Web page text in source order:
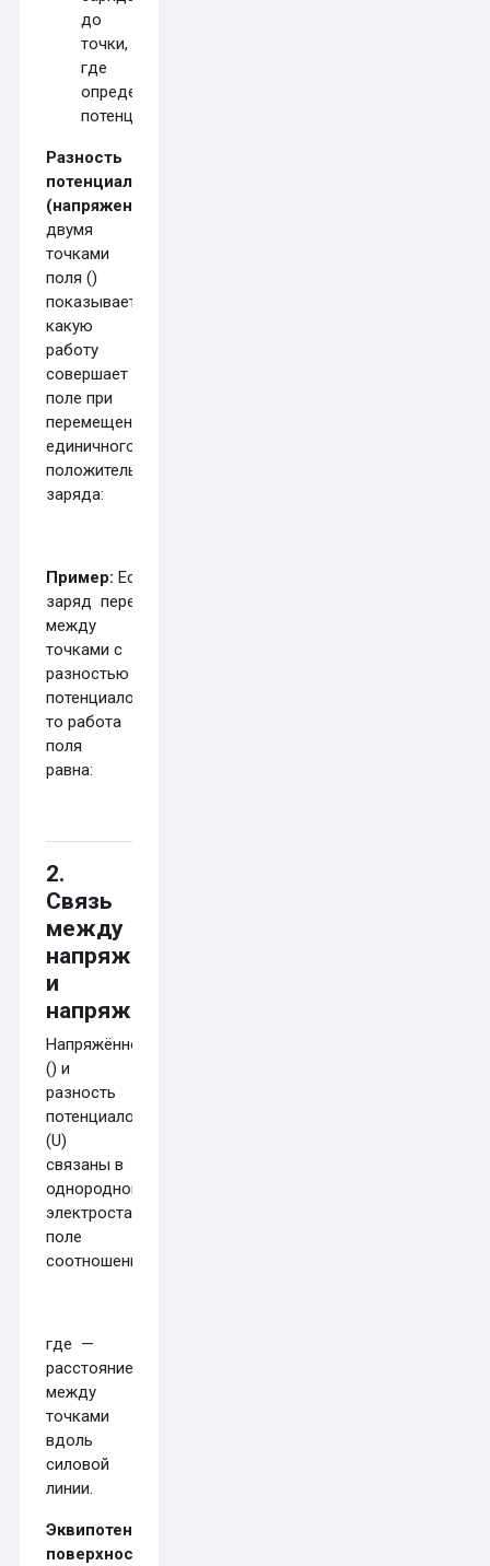
до
точки,
где
определяется
потенциал.
Разность
потенциалов
(напряжение)
двумя
точками
поля ()
показывает,
какую
работу
совершает
поле при
перемещении
единичного
положительного
заряда:
Пример: Если
заряд перемещается
между
точками с
разностью
потенциалов
то работа
поля
равна:
2.
Связь
между
напряжённостью
и
напряжением
Напряжённость
() и
разность
потенциалов
(U)
связаны в
однородном
электростатическом
поле
соотношением:
где —
расстояние
между
точками
вдоль
силовой
линии.
Эквипотенциальные
поверхности